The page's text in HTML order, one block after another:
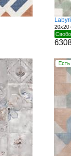
20x20
Есть